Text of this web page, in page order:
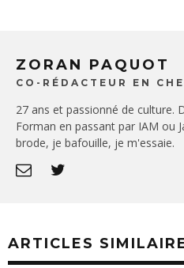
ZORAN PAQUOT
CO-RÉDACTEUR EN
27 ans et passionné de culture.
Forman en passant par IAM ou
brode, je bafouille, je m'essaie.
ARTICLES